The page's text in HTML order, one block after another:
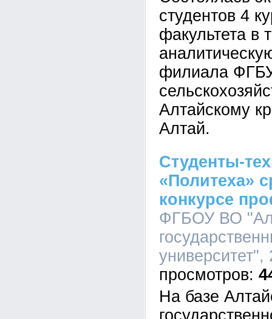
студентов 4
факультета в
филиала
Алтайскому
Алтай.
Студенты-
«Политеха»
конкурсе
ФГБОУ ВО
На базе